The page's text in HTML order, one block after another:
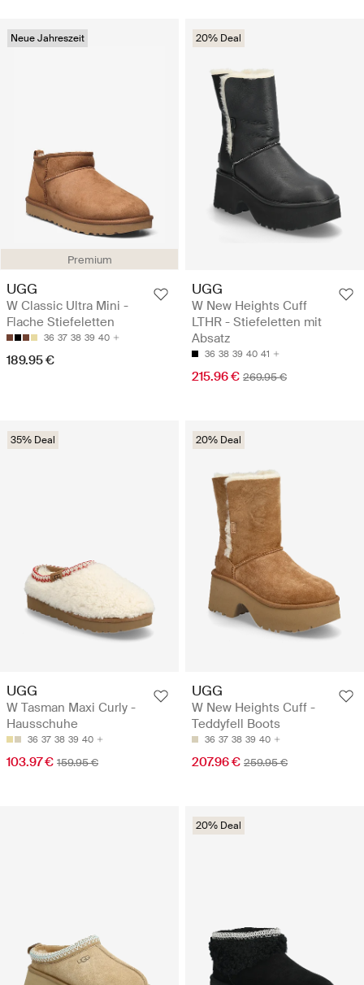
Premium
Neue Jahreszeit
UGG
W Classic Ultra Mini -
Flache Stiefeletten
36 37 38 39 40
189.95 €
20% Deal
UGG
W New Heights Cuff
LTHR - Stiefeletten mit
Absatz
36 38 39 40 41
215.96 € 269.95 €
35% Deal
UGG
W Tasman Maxi Curly -
Hausschuhe
36 37 38 39 40
103.97 € 159.95 €
20% Deal
UGG
W New Heights Cuff -
Teddyfell Boots
36 37 38 39 40
207.96 € 259.95 €
20% Deal